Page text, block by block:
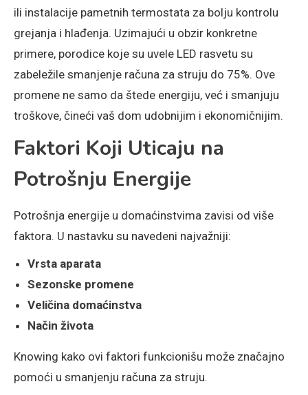
ili instalacije pametnih termostata za bolju kontrolu
grejanja i hlađenja. Uzimajući u obzir konkretne
primere, porodice koje su uvele LED rasvetu su
zabeležile smanjenje računa za struju do 75%. Ove
promene ne samo da štede energiju, već i smanjuju
troškove, čineći vaš dom udobnijim i ekonomičnijim.
Faktori Koji Uticaju na
Potrošnju Energije
Potrošnja energije u domaćinstvima zavisi od više
faktora. U nastavku su navedeni najvažniji:
Vrsta aparata
Sezonske promene
Veličina domaćinstva
Način života
Knowing kako ovi faktori funkcionišu može značajno
pomoći u smanjenju računa za struju.